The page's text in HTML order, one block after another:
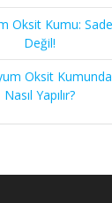
Oksit Kumu:
Değil!
Oksit
Nasıl Yapılır?